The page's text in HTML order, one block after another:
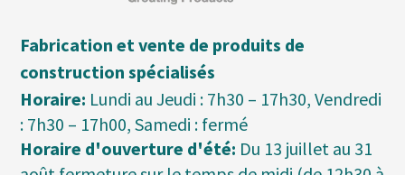
Fabrication et vente de produits de
construction spécialisés
Horaire: Lundi au Jeudi : 7h30 – 17h30, Vendredi
: 7h30 – 17h00, Samedi : fermé
Horaire d'ouverture d'été: Du 13 juillet au 31